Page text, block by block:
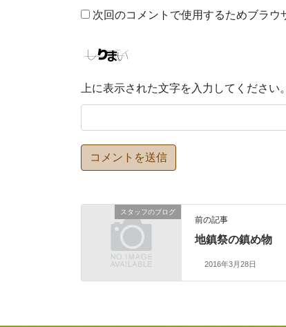
次回のコメントで使用するためブラウ
上に表示された文字を入力してください。
スタッフのブログ
前の記事
地鎮祭の鎮め物
2016年3月28日